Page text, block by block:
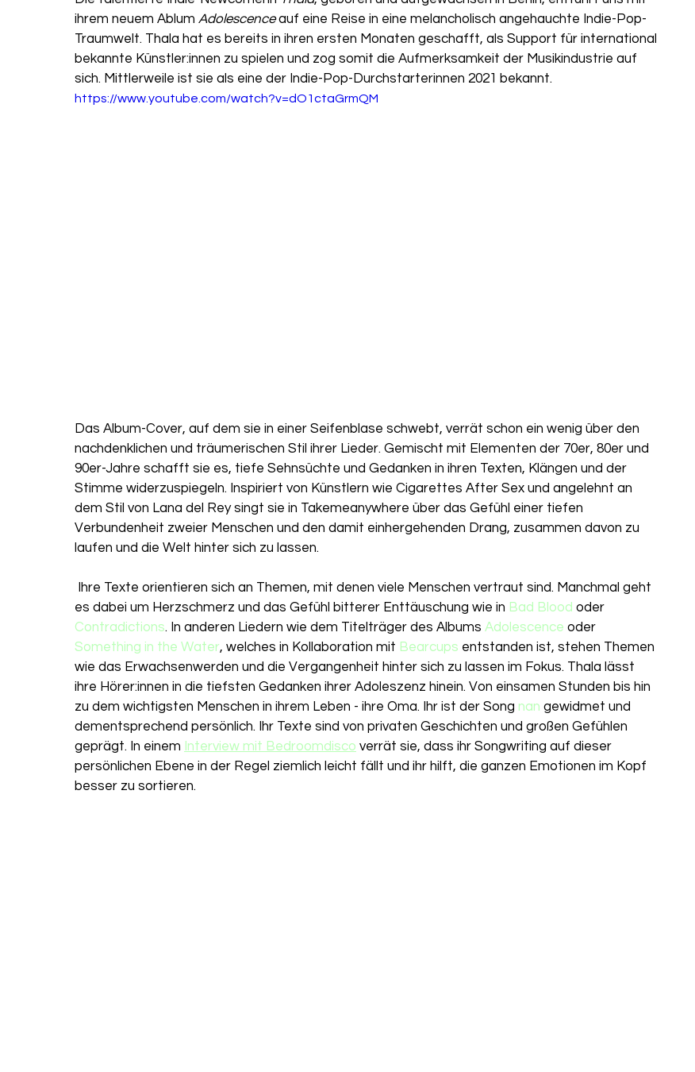
ihrem neuem Ablum Adolescence auf eine Reise in eine melancholisch angehauchte Indie-Pop-
Traumwelt. Thala hat es bereits in ihren ersten Monaten geschafft, als Support für international
bekannte Künstler:innen zu spielen und zog somit die Aufmerksamkeit der Musikindustrie auf
sich. Mittlerweile ist sie als eine der Indie-Pop-Durchstarterinnen 2021 bekannt.
https://www.youtube.com/watch?v=dO1ctaGrmQM
Das Album-Cover, auf dem sie in einer Seifenblase schwebt, verrät schon ein wenig über den
nachdenklichen und träumerischen Stil ihrer Lieder. Gemischt mit Elementen der 70er, 80er und
90er-Jahre schafft sie es, tiefe Sehnsüchte und Gedanken in ihren Texten, Klängen und der
Stimme widerzuspiegeln. Inspiriert von Künstlern wie Cigarettes After Sex und angelehnt an
dem Stil von Lana del Rey singt sie in Takemeanywhere über das Gefühl einer tiefen
Verbundenheit zweier Menschen und den damit einhergehenden Drang, zusammen davon zu
laufen und die Welt hinter sich zu lassen.
es dabei um Herzschmerz und das Gefühl bitterer Enttäuschung wie in Bad Blood oder
Contradictions. In anderen Liedern wie dem Titelträger des Albums Adolescence oder
Something in the Water, welches in Kollaboration mit Bearcups entstanden ist, stehen Themen
wie das Erwachsenwerden und die Vergangenheit hinter sich zu lassen im Fokus. Thala lässt
ihre Hörer:innen in die tiefsten Gedanken ihrer Adoleszenz hinein. Von einsamen Stunden bis hin
zu dem wichtigsten Menschen in ihrem Leben - ihre Oma. Ihr ist der Song nan gewidmet und
dementsprechend persönlich. Ihr Texte sind von privaten Geschichten und großen Gefühlen
geprägt. In einem Interview mit Bedroomdisco verrät sie, dass ihr Songwriting auf dieser
persönlichen Ebene in der Regel ziemlich leicht fällt und ihr hilft, die ganzen Emotionen im Kopf
besser zu sortieren.